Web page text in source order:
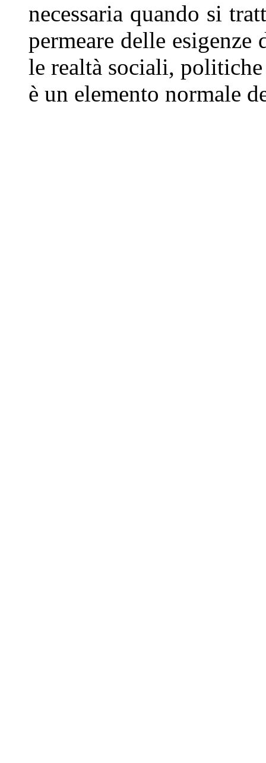
necessaria quando si
permeare delle
le realtà sociali,
è un elemento normale